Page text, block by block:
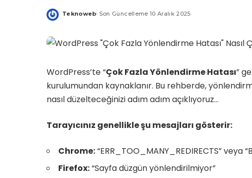
Posted
Teknoweb Son Güncelleme 10 Aralık 2025
WordPress’te “Çok Fazla Yönlendirme Hatası”
kurulumundan kaynaklanır. Bu rehberde,
nasıl düzelteceğinizi adım adım açıklıyoruz…
Tarayıcınız genellikle şu mesajları gösterir:
Chrome:“ERR_TOO_MANY_REDIRECTS” veya
Firefox:“Sayfa düzgün yönlendirilmiyor”